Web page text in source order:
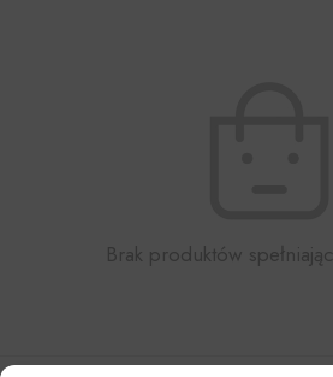
Brak produktów